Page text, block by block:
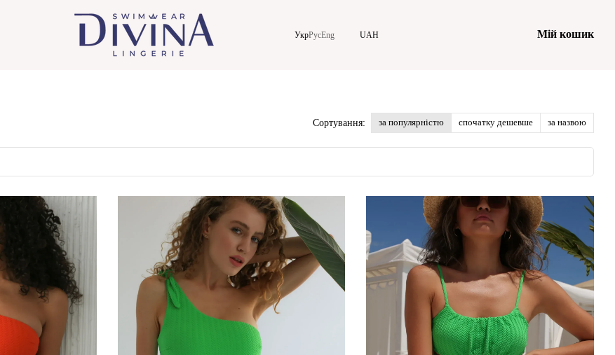
УкрРусEng UAH Мій кошик
Сортування: за популярністю спочатку дешевше за назвою